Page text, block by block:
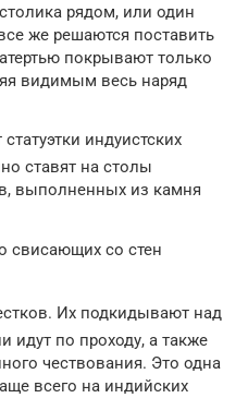
рядом, или один
же решаются поставить
покрывают только
видимым весь наряд
индуистских
ставят на столы
выполненных из камня
свисающих со стен
Их подкидывают над
идут по проходу, а также
чествования. Это одна
всего на индийских